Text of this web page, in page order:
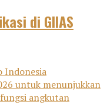
di GIIAS
Indonesia
untuk menunjukkan
angkutan